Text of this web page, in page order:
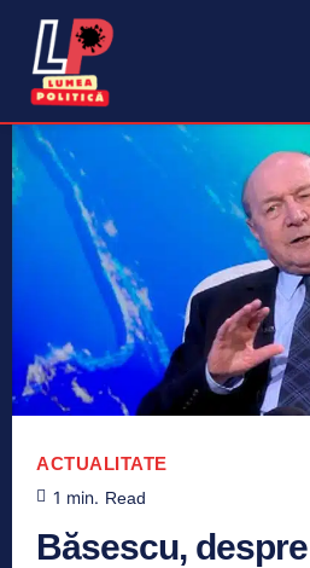
ACTUALITATE
1 min. Read
Băsescu,